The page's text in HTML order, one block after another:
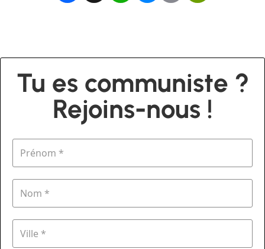
Tu es communiste ?
Rejoins-nous !